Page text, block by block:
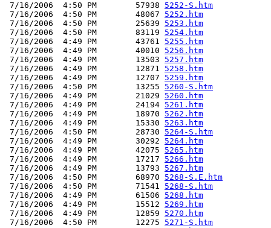
7/16/2006  4:50 PM        57938 5252-S.htm
7/16/2006  4:50 PM        48067 5252.htm
7/16/2006  4:50 PM        25639 5253.htm
7/16/2006  4:50 PM        83119 5254.htm
7/16/2006  4:49 PM        43761 5255.htm
7/16/2006  4:49 PM        40010 5256.htm
7/16/2006  4:49 PM        13503 5257.htm
7/16/2006  4:49 PM        12871 5258.htm
7/16/2006  4:49 PM        12707 5259.htm
7/16/2006  4:50 PM        13255 5260-S.htm
7/16/2006  4:49 PM        21029 5260.htm
7/16/2006  4:49 PM        24194 5261.htm
7/16/2006  4:49 PM        18970 5262.htm
7/16/2006  4:49 PM        15330 5263.htm
7/16/2006  4:50 PM        28730 5264-S.htm
7/16/2006  4:49 PM        30292 5264.htm
7/16/2006  4:49 PM        42075 5265.htm
7/16/2006  4:49 PM        17217 5266.htm
7/16/2006  4:49 PM        13793 5267.htm
7/16/2006  4:50 PM        68970 5268-S.E.htm
7/16/2006  4:50 PM        71541 5268-S.htm
7/16/2006  4:49 PM        61506 5268.htm
7/16/2006  4:49 PM        15512 5269.htm
7/16/2006  4:49 PM        12859 5270.htm
7/16/2006  4:50 PM        12275 5271-S.htm